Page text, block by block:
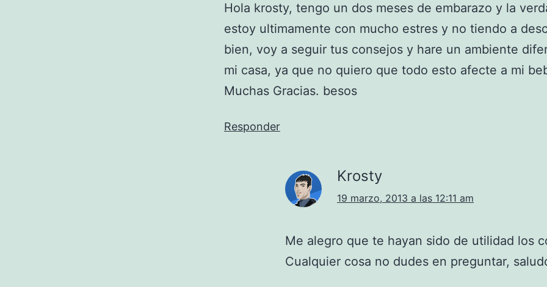
Hola krosty, tengo un dos meses de embarazo y la
estoy ultimamente con mucho estres y no tiendo a
bien, voy a seguir tus consejos y hare un ambiente
mi casa, ya que no quiero que todo esto afecte a mi
Muchas Gracias. besos
Responder
Krosty
19 marzo, 2013 a las 12:11 am
Me alegro que te hayan sido de utilidad los
Cualquier cosa no dudes en preguntar,